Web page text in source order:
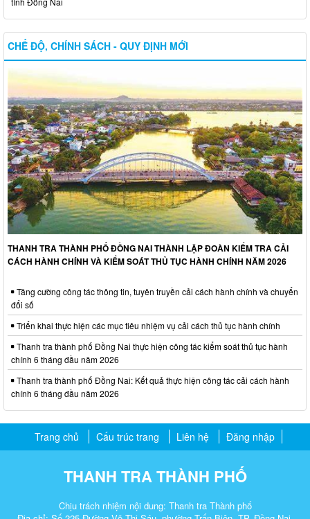
CHẾ ĐỘ, CHÍNH SÁCH - QUY ĐỊNH MỚI
THANH TRA THÀNH PHỐ ĐỒNG NAI THÀNH LẬP ĐOÀN KIỂM TRA CẢI
CÁCH HÀNH CHÍNH VÀ KIỂM SOÁT THỦ TỤC HÀNH CHÍNH NĂM 2026
Tăng cường công tác thông tin, tuyên truyền cải cách hành chính và chuyển
đổi số
Triển khai thực hiện các mục tiêu nhiệm vụ cải cách thủ tục hành chính
Thanh tra thành phố Đồng Nai thực hiện công tác kiểm soát thủ tục hành
chính 6 tháng đầu năm 2026
Thanh tra thành phố Đồng Nai: Kết quả thực hiện công tác cải cách hành
chính 6 tháng đầu năm 2026
Trang chủ Cấu trúc trang Liên hệ Đăng nhập
THANH TRA THÀNH PHỐ
Chịu trách nhiệm nội dung: Thanh tra Thành phố